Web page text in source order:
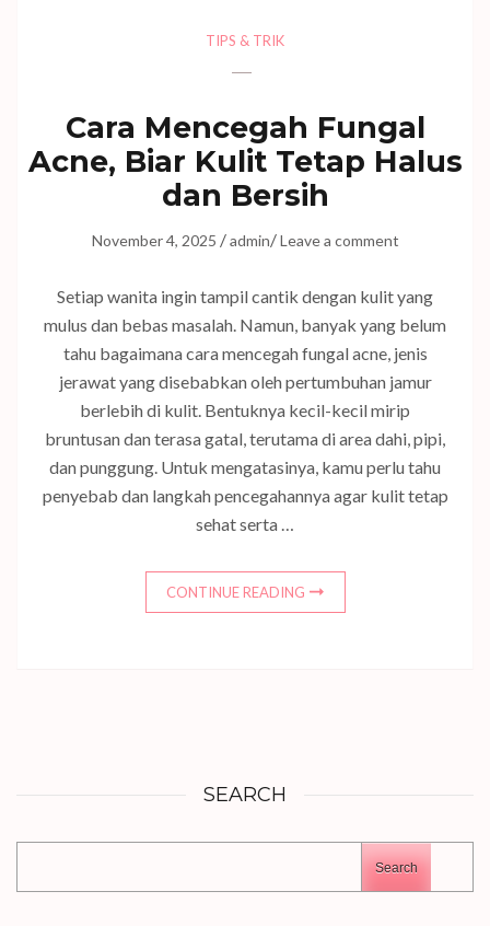
TIPS & TRIK
Cara Mencegah Fungal
Acne, Biar Kulit Tetap Halus
dan Bersih
November 4, 2025 /admin/Leave a comment
Setiap wanita ingin tampil cantik dengan kulit yang
mulus dan bebas masalah. Namun, banyak yang belum
tahu bagaimana cara mencegah fungal acne, jenis
jerawat yang disebabkan oleh pertumbuhan jamur
berlebih di kulit. Bentuknya kecil-kecil mirip
bruntusan dan terasa gatal, terutama di area dahi, pipi,
dan punggung. Untuk mengatasinya, kamu perlu tahu
penyebab dan langkah pencegahannya agar kulit tetap
sehat serta …
CONTINUE READING
SEARCH
Search